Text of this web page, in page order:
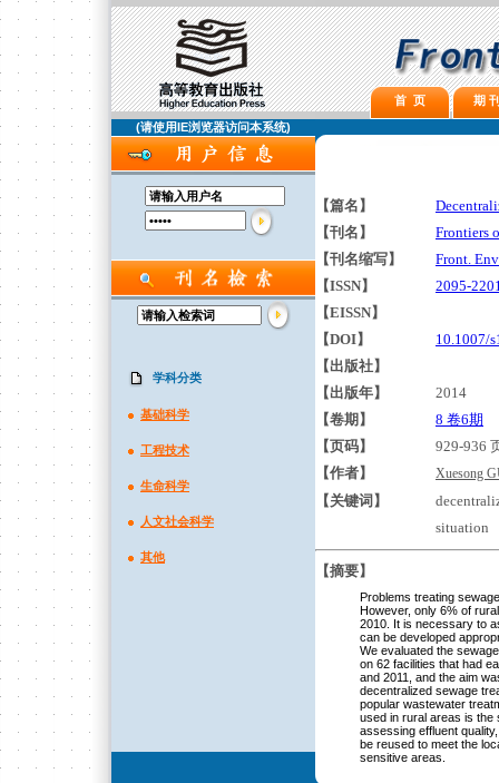
首 页 期
(请使用IE浏览器访问本系统)
学科分类
基础科学
工程技术
生命科学
人文社会科学
其他
【篇名】
【刊名】
Frontiers
【刊名缩写】
Front.
【ISSN】
2095-
【EISSN】
【DOI】
10.1007/
【出版社】
【出版年】
2014
【卷期】
8 卷6期
【页码】
929-936
【作者】
Xuesong
【关键词】
situation
【摘要】
Problems treating
However, only 6% of
2010. It is necessary to
can be developed
We evaluated the
on 62 facilities that had
and 2011, and the aim
decentralized sewage
popular wastewater
used in rural areas is the
assessing effluent
be reused to meet the
sensitive areas.